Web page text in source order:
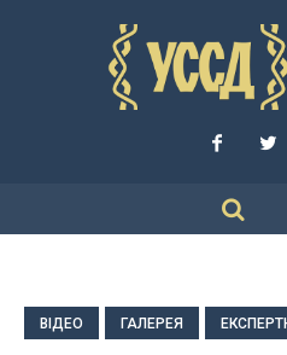
ВІДЕО ГАЛЕРЕЯ